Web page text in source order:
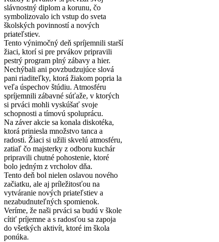
slávnostný diplom a korunu, čo
symbolizovalo ich vstup do sveta
školských povinností a nových
priateľstiev.
Tento výnimočný deň spríjemnili starší
žiaci, ktorí si pre prvákov pripravili
pestrý program plný zábavy a hier.
Nechýbali ani povzbudzujúce slová
pani riaditeľky, ktorá žiakom popria la
veľa úspechov štúdiu. Atmosféru
spríjemnili zábavné súťaže, v ktorých
si prváci mohli vyskúšať svoje
schopnosti a tímovú spoluprácu.
Na záver akcie sa konala diskotéka,
ktorá priniesla množstvo tanca a
radosti. Žiaci si užili skvelú atmosféru,
zatiaľ čo majsterky z odboru kuchár
pripravili chutné pohostenie, ktoré
bolo jedným z vrcholov dňa.
Tento deň bol nielen oslavou nového
začiatku, ale aj príležitosťou na
vytváranie nových priateľstiev a
nezabudnuteľných spomienok.
Veríme, že naši prváci sa budú v škole
cítiť príjemne a s radosťou sa zapoja
do všetkých aktivít, ktoré im škola
ponúka.